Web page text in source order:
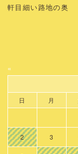
軒目細い路地の奥
«
日 月
2 3